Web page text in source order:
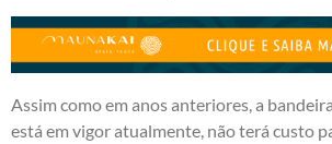
Assim como em anos anteriores, a
está em vigor atualmente, não terá custo